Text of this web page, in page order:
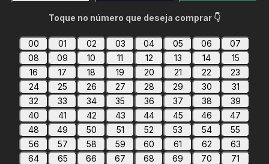
Toque no número que deseja comprar 👇
00 01 02 03 04 05 06
07
08
09 10 11 12 13 14
15
16
17 18 19 20 21 22
23
24
25 26 27 28 29 30
31
32
33 34 35 36 37 38
39
40
41 42 43 44 45 46
47
48
49 50 51 52 53 54
55
56
57 58 59 60 61 62
63
64
65 66 67 68 69 70
71